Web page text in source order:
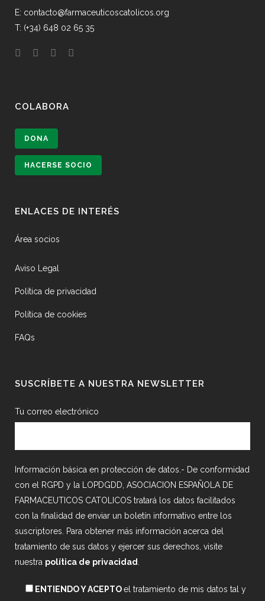
E: contacto@farmaceuticoscatolicos.org
T: (+34) 648 02 65 35
COLABORA
DONA
HACERSE SOCIO
ENLACES DE INTERÉS
Área socios
Aviso Legal
Política de privacidad
Política de cookies
FAQs
SUSCRÍBETE A NUESTRA NEWSLETTER
Tu correo electrónico
Información básica en protección de datos.- De conformidad
con el RGPD y la LOPDGDD, ASOCIACION ESPAÑOLA DE
FARMACEUTICOS CATOLICOS tratará los datos facilitados
con la finalidad de enviar un boletín informativo entre los
suscriptores. Para obtener más información acerca del
tratamiento de sus datos y ejercer sus derechos, visite
nuestra política de privacidad
ENTIENDO Y ACEPTOel tratamiento de mis datos tal y